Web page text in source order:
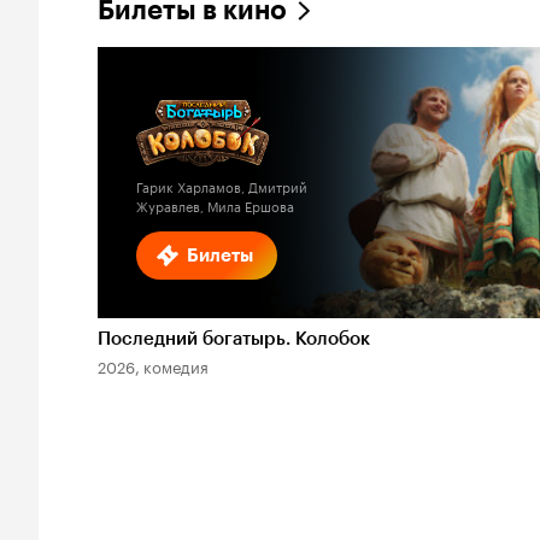
Билеты в кино
Билеты
Гарик Харламов, Дмитрий
Журавлев, Мила Ершова
Последний богатырь. Колобок
2026, комедия